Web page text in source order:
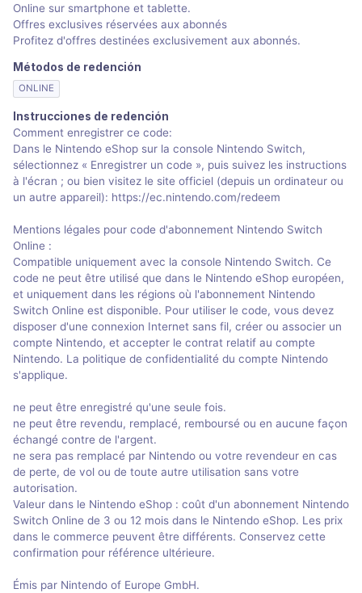
Online sur smartphone et tablette.
Offres exclusives réservées aux abonnés
Profitez d'offres destinées exclusivement aux abonnés.
Métodos de redención
ONLINE
Instrucciones de redención
Comment enregistrer ce code:
Dans le Nintendo eShop sur la console Nintendo Switch,
sélectionnez « Enregistrer un code », puis suivez les instructions
à l'écran ; ou bien visitez le site officiel (depuis un ordinateur ou
un autre appareil): https://ec.nintendo.com/redeem
Mentions légales pour code d'abonnement Nintendo Switch
Online :
Compatible uniquement avec la console Nintendo Switch. Ce
code ne peut être utilisé que dans le Nintendo eShop européen,
et uniquement dans les régions où l'abonnement Nintendo
Switch Online est disponible. Pour utiliser le code, vous devez
disposer d'une connexion Internet sans fil, créer ou associer un
compte Nintendo, et accepter le contrat relatif au compte
Nintendo. La politique de confidentialité du compte Nintendo
s'applique.
ne peut être enregistré qu'une seule fois.
ne peut être revendu, remplacé, remboursé ou en aucune façon
échangé contre de l'argent.
ne sera pas remplacé par Nintendo ou votre revendeur en cas
de perte, de vol ou de toute autre utilisation sans votre
autorisation.
Valeur dans le Nintendo eShop : coût d'un abonnement Nintendo
Switch Online de 3 ou 12 mois dans le Nintendo eShop. Les prix
dans le commerce peuvent être différents. Conservez cette
confirmation pour référence ultérieure.
Émis par Nintendo of Europe GmbH.